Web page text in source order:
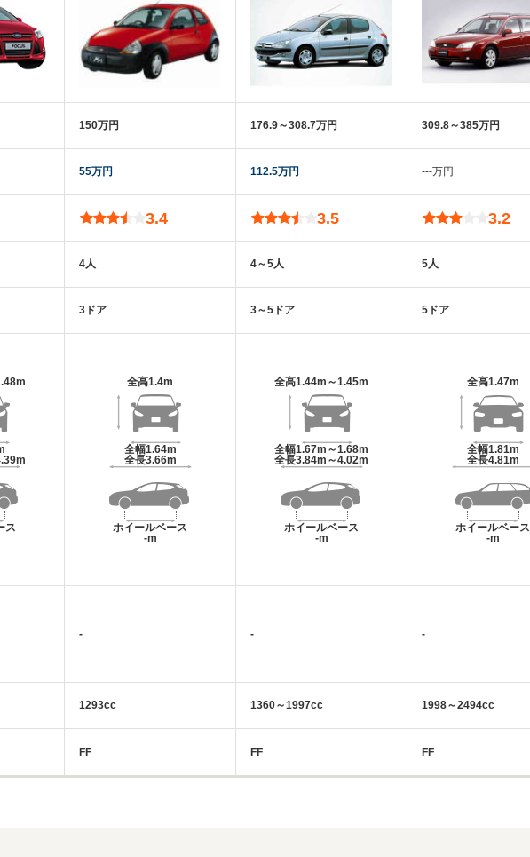
ス
150万円
55万円
3.4
4人
3ドア
全高1.4m
全幅1.64m
全長3.66m
ホイールベース
-m
-
1293cc
FF
176.9～308.7万円
112.5万円
3.5
4～5人
3～5ドア
全高1.44m～1.45m
全幅1.67m～1.68m
全長3.84m～4.02m
ホイールベース
-m
-
1360～1997cc
FF
309.8～385万円
‐‐‐万円
3.2
5人
5ドア
全高1.47m
全幅1.81m
全長4.81m
ホイールベース
-m
-
1998～2494cc
FF